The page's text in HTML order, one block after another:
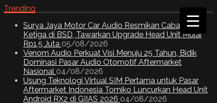
Trending
Surya Jaya Motor Car Audio Resmikan Cabang
Ketiga di BSD, Tawarkan Upgrade Head Unit Mulai
Rp1,5 Juta 05/08/2026
Venom Audio Perkuat Visi Menuju 25 Tahun, Bidik
Dominasi Pasar Audio Otomotif Aftermarket
Nasional 04/08/2026
Usung Teknologi Virtual SIM Pertama untuk Pasar
Aftermarket Indonesia Tomiko Luncurkan Head Unit
Android RX2 di GIIAS 2026 04/08/2026